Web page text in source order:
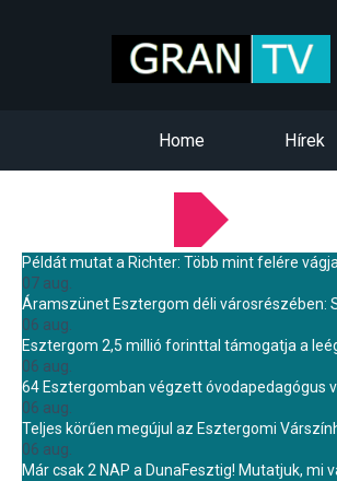
Home Hírek
Példát mutat a Richter: Több mint felére
07 aug.
Áramszünet Esztergom déli városrészében:
06 aug.
Esztergom 2,5 millió forinttal támogatja a
06 aug.
64 Esztergomban végzett óvodapedagógus
06 aug.
Teljes körűen megújul az Esztergomi
06 aug.
Már csak 2 NAP a DunaFesztig! Mutatjuk, mi